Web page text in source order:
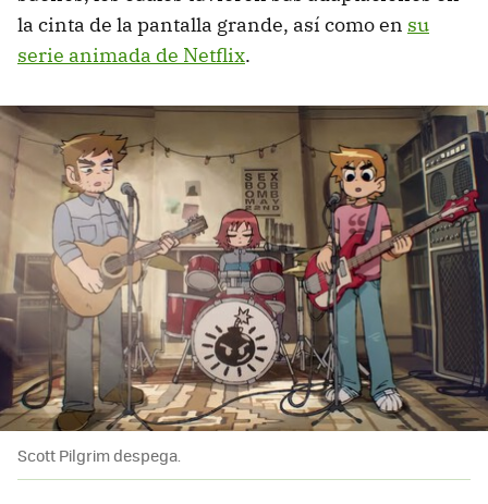
la cinta de la pantalla grande, así como en su
serie animada de Netflix.
Scott Pilgrim despega.